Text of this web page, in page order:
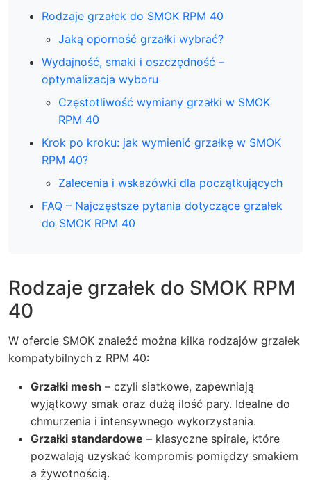
Rodzaje grzałek do SMOK RPM 40
Jaką oporność grzałki wybrać?
Wydajność, smaki i oszczędność –
optymalizacja wyboru
Częstotliwość wymiany grzałki w SMOK
RPM 40
Krok po kroku: jak wymienić grzałkę w SMOK
RPM 40?
Zalecenia i wskazówki dla początkujących
FAQ – Najczęstsze pytania dotyczące grzałek
do SMOK RPM 40
Rodzaje grzałek do SMOK RPM
40
W ofercie SMOK znaleźć można kilka rodzajów grzałek
kompatybilnych z RPM 40:
Grzałki mesh – czyli siatkowe, zapewniają
wyjątkowy smak oraz dużą ilość pary. Idealne do
chmurzenia i intensywnego wykorzystania.
Grzałki standardowe – klasyczne spirale, które
pozwalają uzyskać kompromis pomiędzy smakiem
a żywotnością.